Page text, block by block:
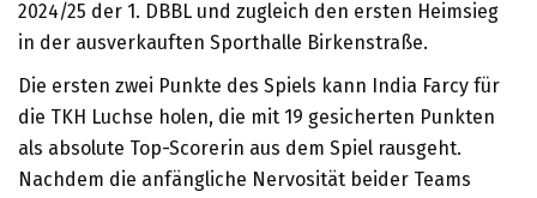
2024/25 der 1. DBBL und zugleich den ersten Heimsieg
in der ausverkauften Sporthalle Birkenstraße.
Die ersten zwei Punkte des Spiels kann India Farcy für
die TKH Luchse holen, die mit 19 gesicherten Punkten
als absolute Top-Scorerin aus dem Spiel rausgeht.
Nachdem die anfängliche Nervosität beider Teams